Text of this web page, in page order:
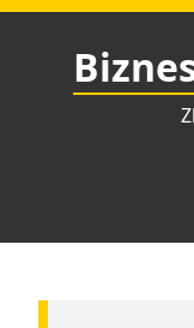
Przejdź